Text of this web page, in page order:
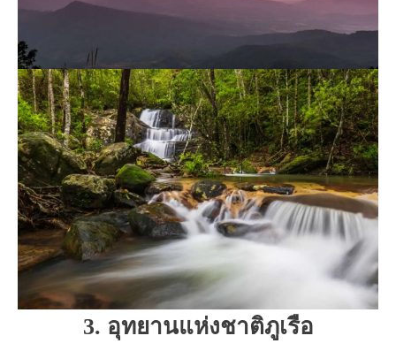
3. อุทยานแห่งชาติภูเรือ